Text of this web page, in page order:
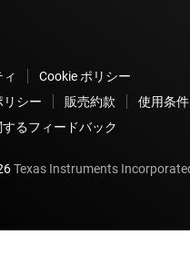
Cookie ポリシー
リシー
販売約款 使用条件
るフィードバック
Texas Instruments